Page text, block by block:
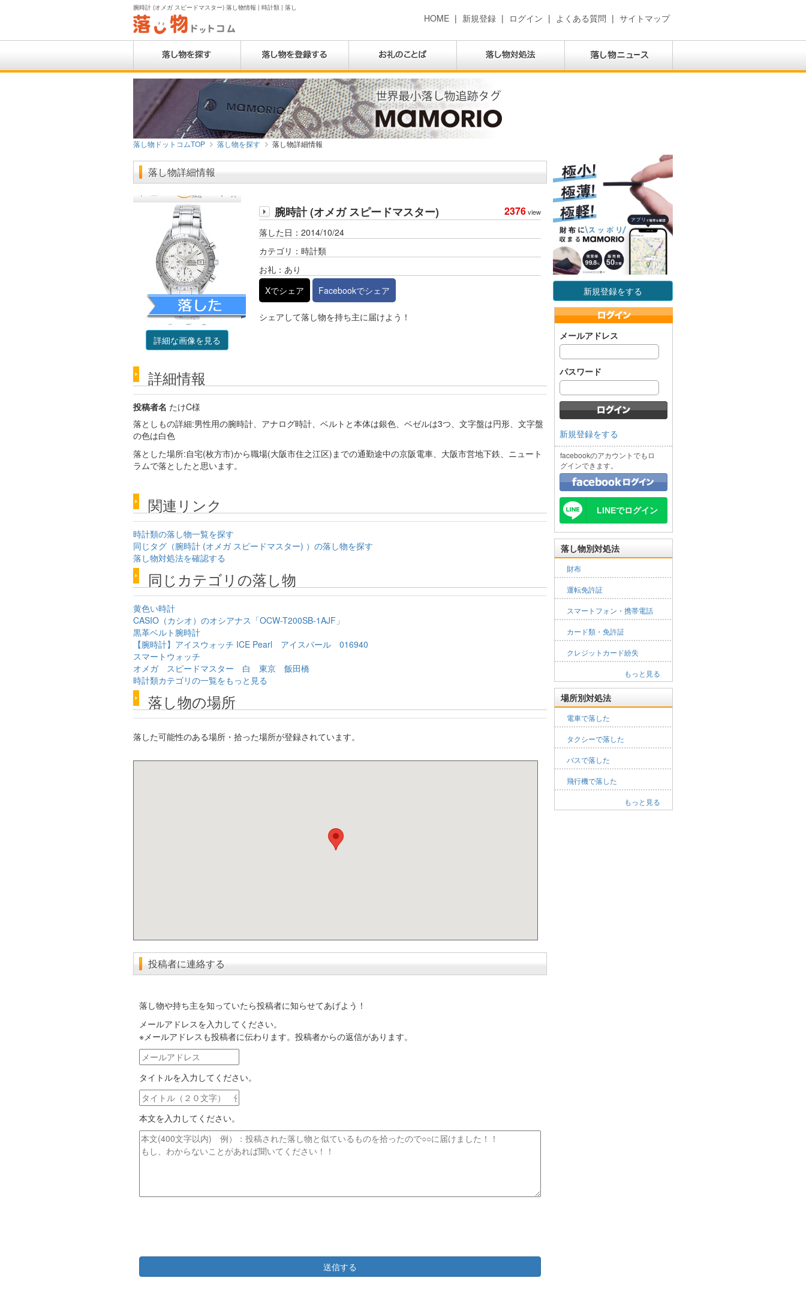
腕時計 (オメガ スピードマスター) 落し物情報 | 時計類 | 落し
HOME | 新規登録 | ログイン | よくある質問 | サイトマップ
落し物ドットコムTOP 落し物を探す 落し物詳細情報
新規登録をする
メールアドレス
パスワード
新規登録をする
facebookのアカウントでもロ
グインできます。
LINEでログイン
落し物別対処法
財布
運転免許証
スマートフォン・携帯電話
カード類・免許証
クレジットカード紛失
もっと見る
場所別対処法
電車で落した
タクシーで落した
バスで落した
飛行機で落した
もっと見る
落し物詳細情報
詳細な画像を見る
2376view
腕時計 (オメガ スピードマスター)
落した日：2014/10/24
カテゴリ：時計類
お礼：あり
Xでシェア
Facebookでシェア
シェアして落し物を持ち主に届けよう！
詳細情報
投稿者名 たけC様
落としもの詳細:男性用の腕時計、アナログ時計、ベルトと本体は銀色、ベゼルは3つ、文字盤は円形、文字盤
の色は白色
落とした場所:自宅(枚方市)から職場(大阪市住之江区)までの通勤途中の京阪電車、大阪市営地下鉄、ニュート
ラムで落としたと思います。
関連リンク
時計類の落し物一覧を探す
同じタグ（腕時計 (オメガ スピードマスター) ）の落し物を探す
落し物対処法を確認する
同じカテゴリの落し物
黄色い時計
CASIO（カシオ）のオシアナス「OCW-T200SB-1AJF」
黒革ベルト腕時計
【腕時計】アイスウォッチ ICE Pearl アイスパール 016940
スマートウォッチ
オメガ スピードマスター 白 東京 飯田橋
時計類カテゴリの一覧をもっと見る
落し物の場所
落した可能性のある場所・拾った場所が登録されています。
投稿者に連絡する
落し物や持ち主を知っていたら投稿者に知らせてあげよう！
メールアドレスを入力してください。
※メールアドレスも投稿者に伝わります。投稿者からの返信があります。
メ
ー
ル
ア
ド
レ
ス
タイトルを入力してください。
タ
イ
ト
ル
本文を入力してください。
本
文